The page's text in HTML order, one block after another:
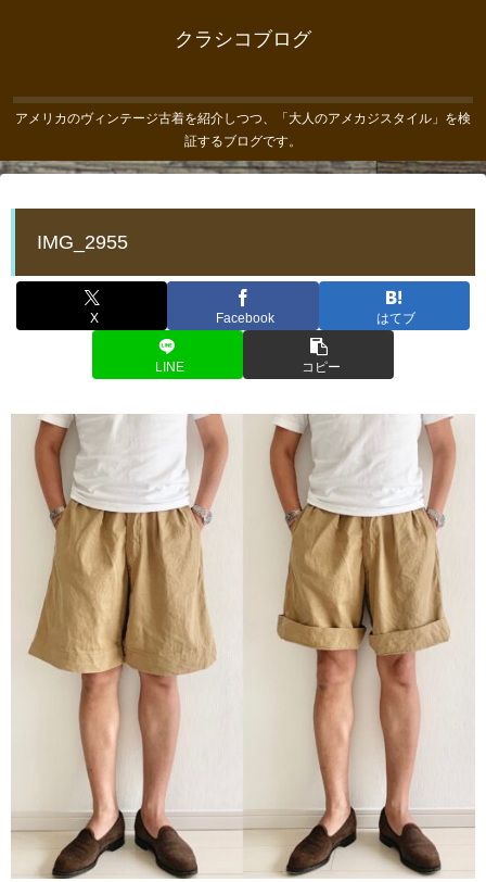
クラシコブログ
アメリカのヴィンテージ古着を紹介しつつ、「大人のアメカジスタイル」を検
証するブログです。
IMG_2955
X Facebook はてブ
LINE コピー